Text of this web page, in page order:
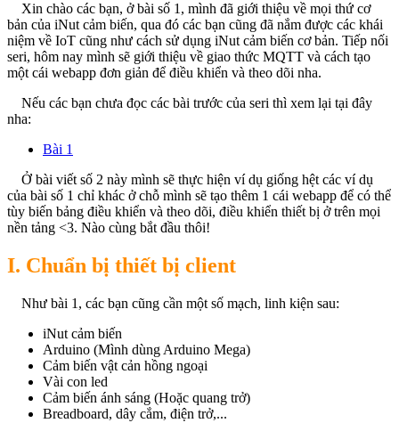
Xin chào các bạn, ở bài số 1, mình đã giới thiệu về mọi thứ cơ
bản của iNut cảm biến, qua đó các bạn cũng đã nắm được các khái
niệm về IoT cũng như cách sử dụng iNut cảm biến cơ bản. Tiếp nối
seri, hôm nay mình sẽ giới thiệu về giao thức MQTT và cách tạo
một cái webapp đơn giản để điều khiển và theo dõi nha.
Nếu các bạn chưa đọc các bài trước của seri thì xem lại tại đây
nha:
Bài 1
Ở bài viết số 2 này mình sẽ thực hiện ví dụ giống hệt các ví dụ
của bài số 1 chỉ khác ở chỗ mình sẽ tạo thêm 1 cái webapp để có thể
tùy biến bảng điều khiển và theo dõi, điều khiển thiết bị ở trên mọi
nền tảng <3. Nào cùng bắt đầu thôi!
I. Chuẩn bị thiết bị client
Như bài 1, các bạn cũng cần một số mạch, linh kiện sau:
iNut cảm biến
Arduino (Mình dùng Arduino Mega)
Cảm biến vật cản hồng ngoại
Vài con led
Cảm biến ánh sáng (Hoặc quang trở)
Breadboard, dây cắm, điện trở,...